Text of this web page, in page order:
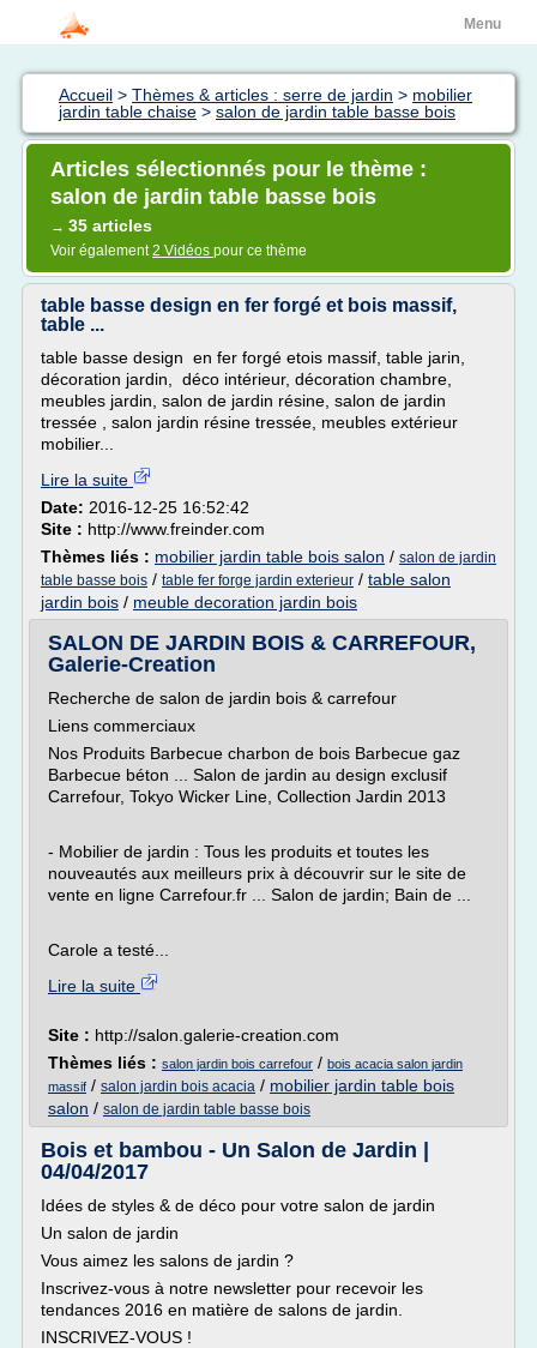
Menu
Accueil > Thèmes & articles : serre de jardin > mobilier
jardin table chaise > salon de jardin table basse bois
Articles sélectionnés pour le thème :
salon de jardin table basse bois
→ 35 articles
Voir également2 Vidéos pour ce thème
table basse design en fer forgé et bois massif,
table ...
table basse design en fer forgé etois massif, table jarin,
décoration jardin, déco intérieur, décoration chambre,
meubles jardin, salon de jardin résine, salon de jardin
tressée , salon jardin résine tressée, meubles extérieur
mobilier...
Lire la suite
Date: 2016-12-25 16:52:42
Site : http://www.freinder.com
Thèmes liés : mobilier jardin table bois salon / salon de jardin
table basse bois / table fer forge jardin exterieur / table salon
jardin bois / meuble decoration jardin bois
SALON DE JARDIN BOIS & CARREFOUR,
Galerie-Creation
Recherche de salon de jardin bois & carrefour
Liens commerciaux
Nos Produits Barbecue charbon de bois Barbecue gaz
Barbecue béton ... Salon de jardin au design exclusif
Carrefour, Tokyo Wicker Line, Collection Jardin 2013
- Mobilier de jardin : Tous les produits et toutes les
nouveautés aux meilleurs prix à découvrir sur le site de
vente en ligne Carrefour.fr ... Salon de jardin; Bain de ...
Carole a testé...
Lire la suite
Site : http://salon.galerie-creation.com
Thèmes liés : salon jardin bois carrefour / bois acacia salon jardin
massif / salon jardin bois acacia / mobilier jardin table bois
salon / salon de jardin table basse bois
Bois et bambou - Un Salon de Jardin |
04/04/2017
Idées de styles & de déco pour votre salon de jardin
Un salon de jardin
Vous aimez les salons de jardin ?
Inscrivez-vous à notre newsletter pour recevoir les
tendances 2016 en matière de salons de jardin.
INSCRIVEZ-VOUS !